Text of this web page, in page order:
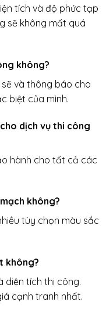
tích và độ phức tạp
sẽ không mất quá
không?
và thông báo cho
biệt của mình.
cho dịch vụ thi công
hành cho tất cả các
không?
tùy chọn màu sắc
không?
diện tích thi công.
cạnh tranh nhất.